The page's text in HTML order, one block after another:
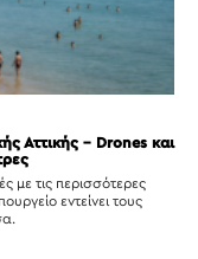
Αττικής – Drones και
με τις περισσότερες
εντείνει τους